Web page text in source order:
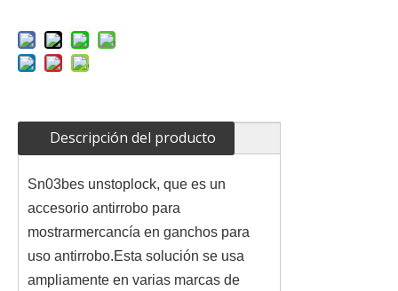
Descripción del producto
Sn03bes unstoplock, que es un
accesorio antirrobo para
mostrarmercancía en ganchos para
uso antirrobo.Esta solución se usa
ampliamente en varias marcas de